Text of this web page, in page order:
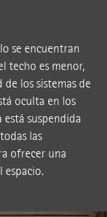
se encuentran
techo es menor,
los sistemas de
oculta en los
suspendida
las
ofrecer una